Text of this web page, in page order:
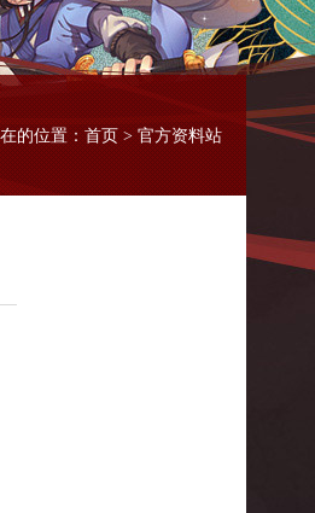
的位置：首页> 官方资料站